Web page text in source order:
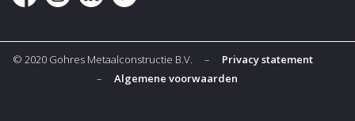
© 2020 Gohres Metaalconstructie B.V. – Privacy statement
–Algemene voorwaarden